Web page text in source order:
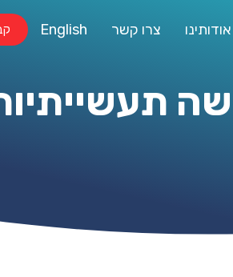
אודותינו צרו קשר English